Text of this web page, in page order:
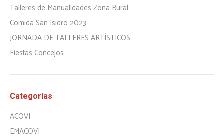
Talleres de Manualidades Zona Rural
Comida San Isidro 2023
JORNADA DE TALLERES ARTÍSTICOS
Fiestas Concejos
Categorías
ACOVI
EMACOVI